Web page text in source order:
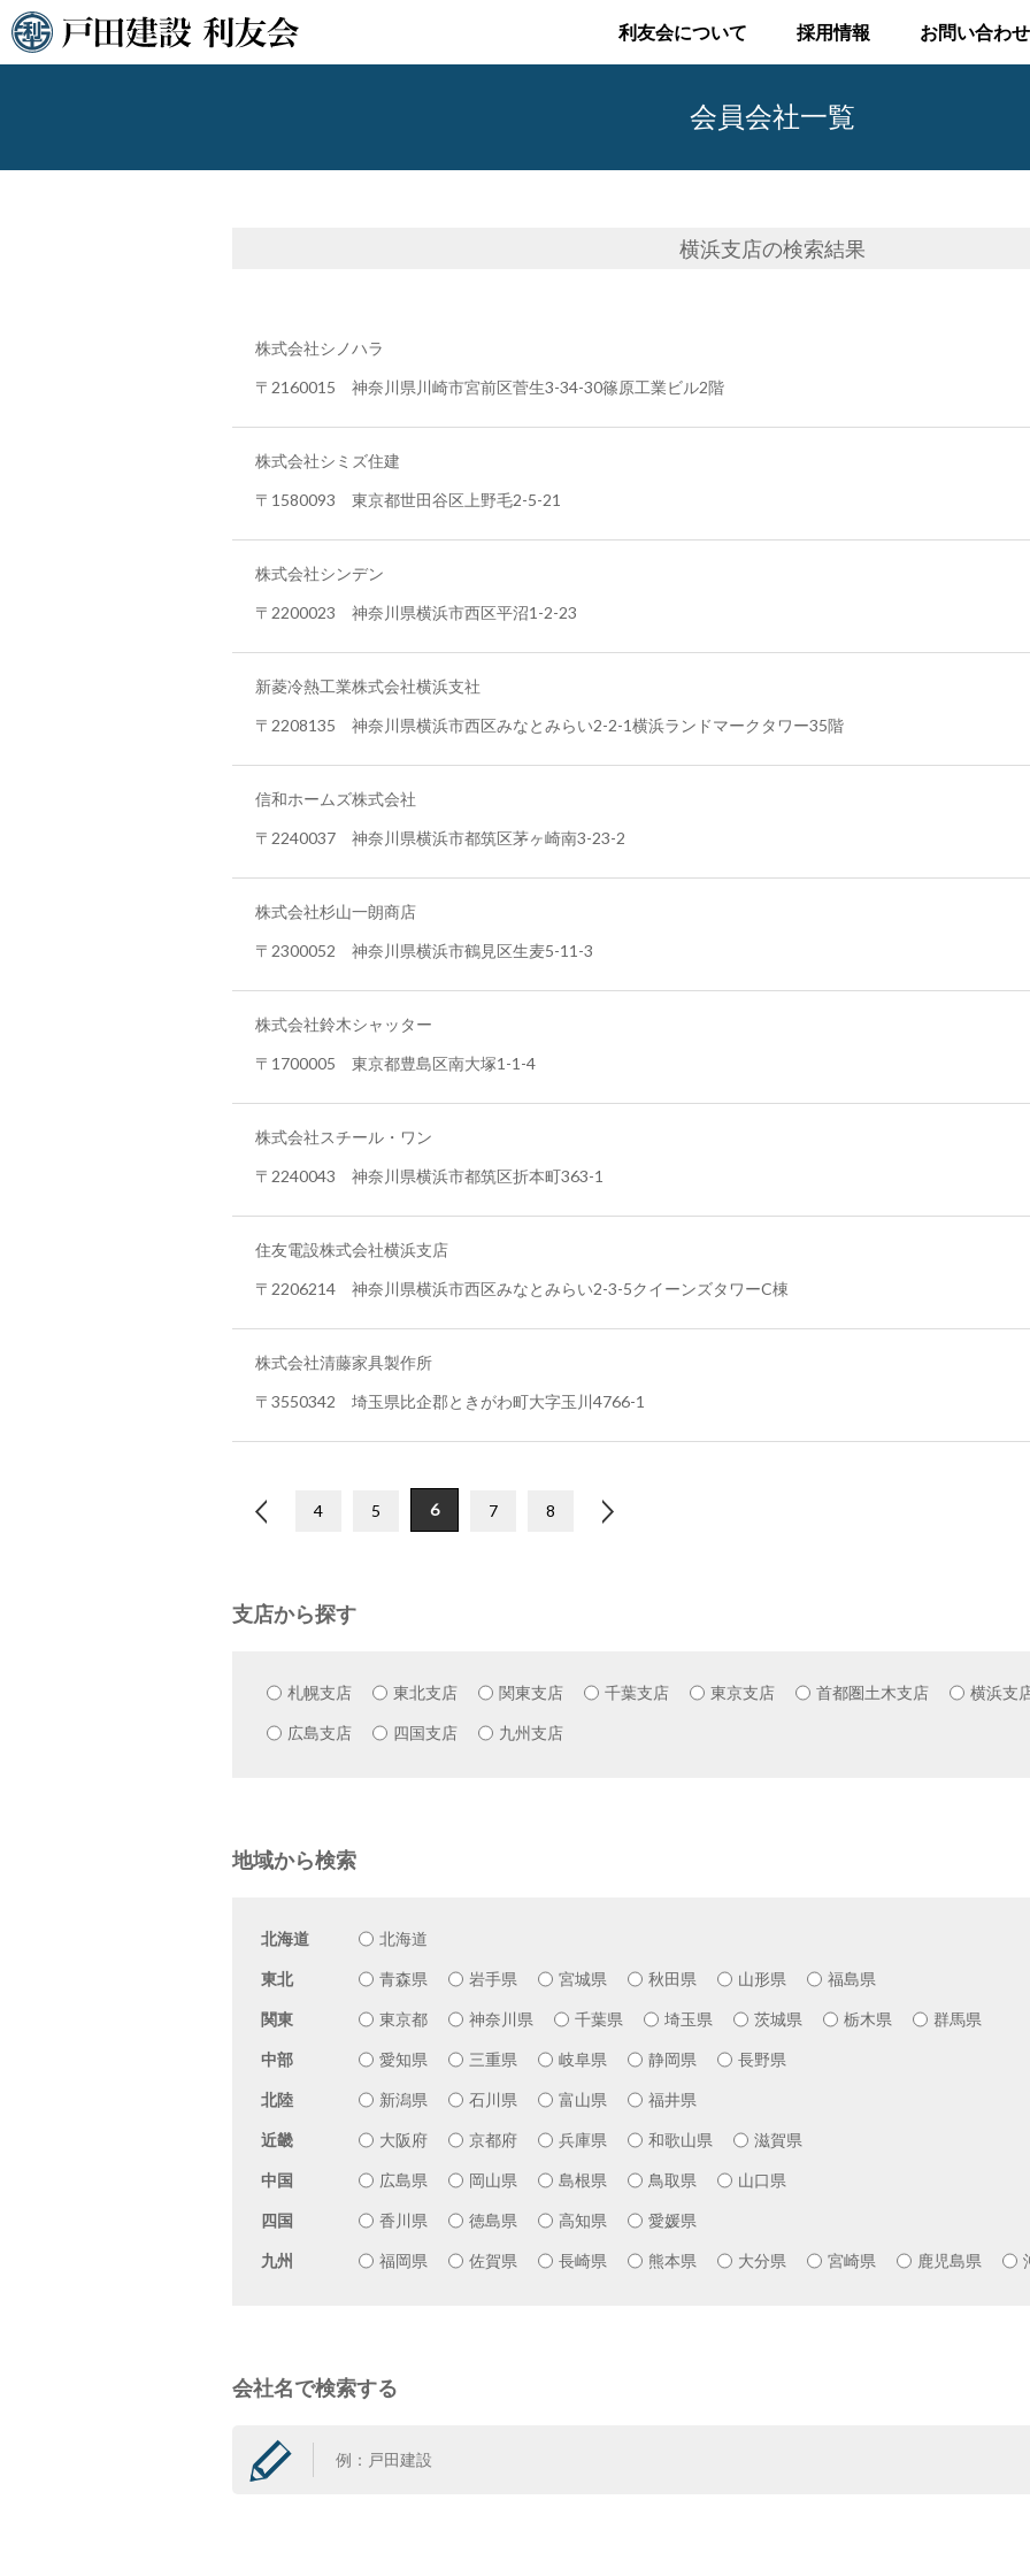
利友会について 採用情報 お問い合わせ
会員会社一覧
横浜支店の検索結果
株式会社シノハラ
〒2160015 神奈川県川崎市宮前区菅生3-34-30篠原工業ビル2階
株式会社シミズ住建
〒1580093 東京都世田谷区上野毛2-5-21
株式会社シンデン
〒2200023 神奈川県横浜市西区平沼1-2-23
新菱冷熱工業株式会社横浜支社
〒2208135 神奈川県横浜市西区みなとみらい2-2-1横浜ランドマークタワー35階
信和ホームズ株式会社
〒2240037 神奈川県横浜市都筑区茅ヶ崎南3-23-2
株式会社杉山一朗商店
〒2300052 神奈川県横浜市鶴見区生麦5-11-3
株式会社鈴木シャッター
〒1700005 東京都豊島区南大塚1-1-4
株式会社スチール・ワン
〒2240043 神奈川県横浜市都筑区折本町363-1
住友電設株式会社横浜支店
〒2206214 神奈川県横浜市西区みなとみらい2-3-5クイーンズタワーC棟
株式会社清藤家具製作所
〒3550342 埼玉県比企郡ときがわ町大字玉川4766-1
4 5 6 7 8
»
支店から探す
札幌支店 東北支店 関東支店 千葉支店 東京支店 首都圏土木支店 横浜支
広島支店 四国支店 九州支店
地域から検索
北海道 北海道
東北 青森県 岩手県 宮城県 秋田県 山形県 福島県
関東 東京都 神奈川県 千葉県 埼玉県 茨城県 栃木県 群馬県
中部 愛知県 三重県 岐阜県 静岡県 長野県
北陸 新潟県 石川県 富山県 福井県
近畿 大阪府 京都府 兵庫県 和歌山県 滋賀県
中国 広島県 岡山県 島根県 鳥取県 山口県
四国 香川県 徳島県 高知県 愛媛県
九州 福岡県 佐賀県 長崎県 熊本県 大分県 宮崎県 鹿児島県
会社名で検索する